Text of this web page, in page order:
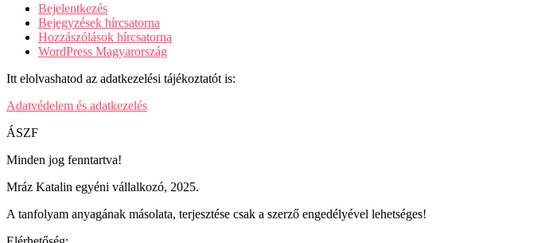
Bejelentkezés
Bejegyzések hírcsatorna
Hozzászólások hírcsatorna
WordPress Magyarország
Itt elolvashatod az adatkezelési tájékoztatót is:
Adatvédelem és adatkezelés
ÁSZF
Minden jog fenntartva!
Mráz Katalin egyéni vállalkozó, 2025.
A tanfolyam anyagának másolata, terjesztése csak a szerző engedélyével lehetséges!